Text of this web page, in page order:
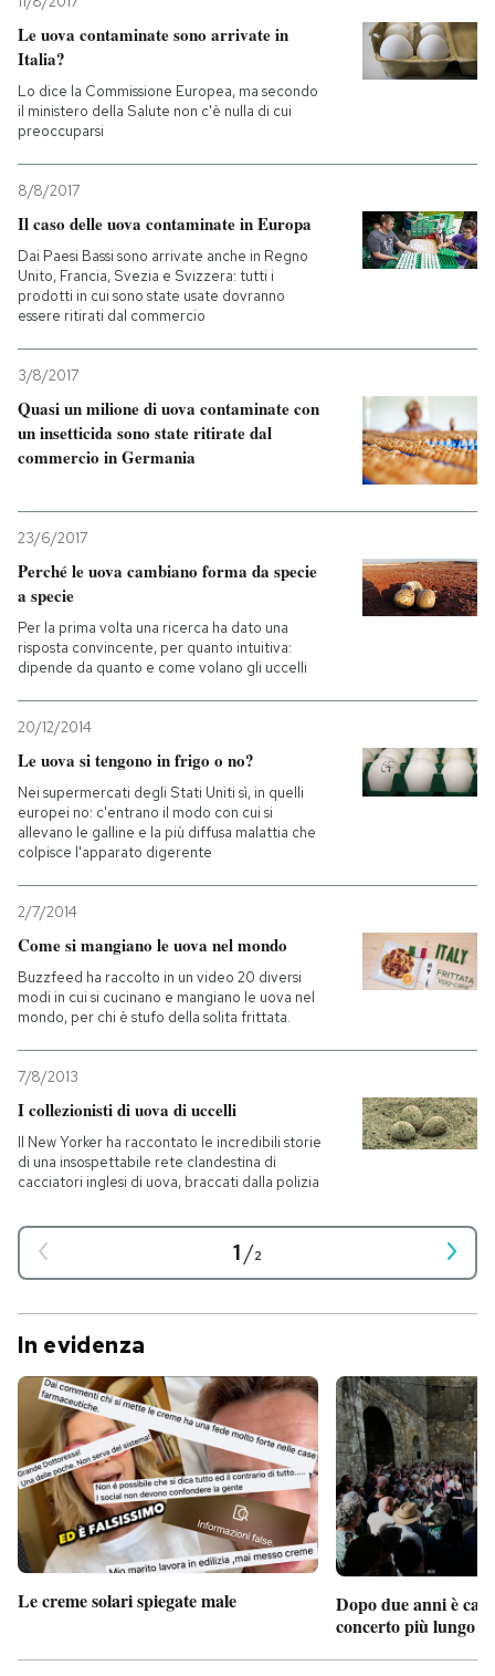
Le uova contaminate sono arrivate in
Italia?
Lo dice la Commissione Europea, ma secondo
il ministero della Salute non c'è nulla di cui
preoccuparsi
8/8/2017
Il caso delle uova contaminate in Europa
Dai Paesi Bassi sono arrivate anche in Regno
Unito, Francia, Svezia e Svizzera: tutti i
prodotti in cui sono state usate dovranno
essere ritirati dal commercio
3/8/2017
Quasi un milione di uova contaminate con
un insetticida sono state ritirate dal
commercio in Germania
23/6/2017
Perché le uova cambiano forma da specie
a specie
Per la prima volta una ricerca ha dato una
risposta convincente, per quanto intuitiva:
dipende da quanto e come volano gli uccelli
20/12/2014
Le uova si tengono in frigo o no?
Nei supermercati degli Stati Uniti sì, in quelli
europei no: c'entrano il modo con cui si
allevano le galline e la più diffusa malattia che
colpisce l'apparato digerente
2/7/2014
Come si mangiano le uova nel mondo
Buzzfeed ha raccolto in un video 20 diversi
modi in cui si cucinano e mangiano le uova nel
mondo, per chi è stufo della solita frittata.
7/8/2013
I collezionisti di uova di uccelli
Il New Yorker ha raccontato le incredibili storie
di una insospettabile rete clandestina di
cacciatori inglesi di uova, braccati dalla polizia
1/2
In evidenza
Le creme solari spiegate male
Dopo due anni è
concerto più lungo